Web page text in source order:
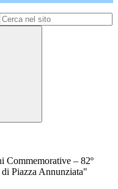
– 82º
Piazza Annunziata"